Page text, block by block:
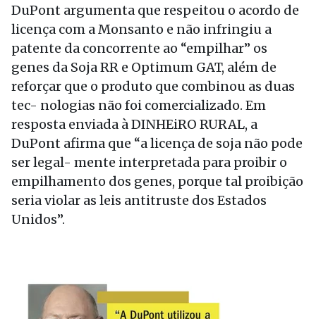
DuPont argumenta que respeitou o acordo de
licença com a Monsanto e não infringiu a
patente da concorrente ao “empilhar” os
genes da Soja RR e Optimum GAT, além de
reforçar que o produto que combinou as duas
tec- nologias não foi comercializado. Em
resposta enviada à DINHEiRO RURAL, a
DuPont afirma que “a licença de soja não pode
ser legal- mente interpretada para proibir o
empilhamento dos genes, porque tal proibição
seria violar as leis antitruste dos Estados
Unidos”.